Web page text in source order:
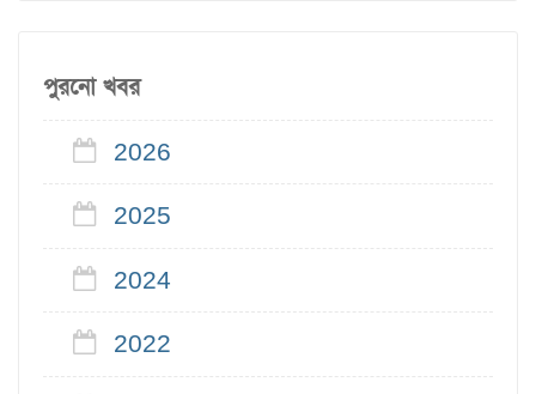
পুরনো খবর
2026
2025
2024
2022